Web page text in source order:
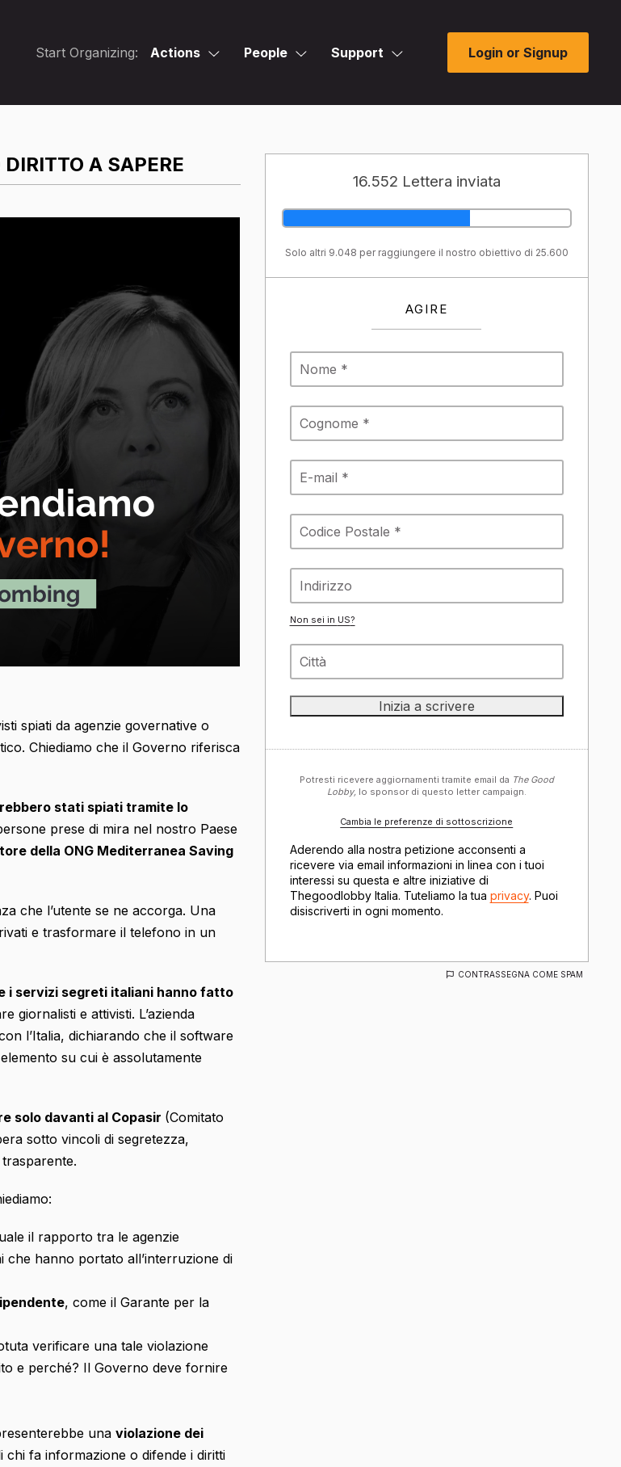
Start Organizing: Actions People Support Login or Signup
16.552 Lettera inviata
Solo altri 9.048 per raggiungere il nostro obiettivo di 25.600
AGIRE
Non sei in US?
Potresti ricevere aggiornamenti tramite email da The Good
Lobby,lo sponsor di questo letter campaign.
Cambia le preferenze di sottoscrizione
Aderendo alla nostra petizione acconsenti a
ricevere via email informazioni in linea con i tuoi
interessi su questa e altre iniziative di
Thegoodlobby Italia. Tuteliamo la tua privacy. Puoi
disiscriverti in ogni momento.
CONTRASSEGNA COME SPAM
A SAPERE
spiati da agenzie governative o
Chiediamo che il Governo riferisca
stati spiati tramite lo
prese di mira nel nostro Paese
della ONG Mediterranea Saving
che l’utente se ne accorga. Una
e trasformare il telefono in un
i servizi segreti italiani hanno fatto
giornalisti e attivisti. L’azienda
l’Italia, dichiarando che il software
su cui è assolutamente
solo davanti al Copasir (Comitato
sotto vincoli di segretezza,
il rapporto tra le agenzie
che hanno portato all’interruzione di
, come il Garante per la
verificare una tale violazione
e perché? Il Governo deve fornire
una violazione dei
chi fa informazione o difende i diritti